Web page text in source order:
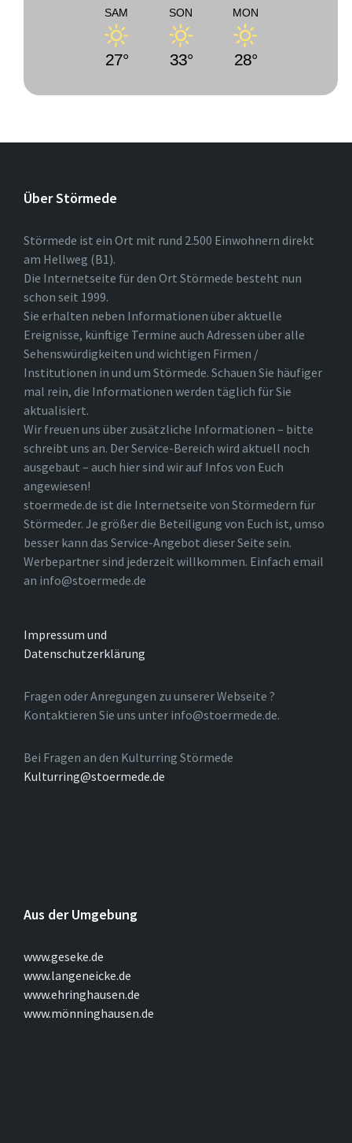
SAM
27°
SON
33°
MON
28°
Über Störmede
Störmede ist ein Ort mit rund 2.500 Einwohnern direkt
am Hellweg (B1).
Die Internetseite für den Ort Störmede besteht nun
schon seit 1999.
Sie erhalten neben Informationen über aktuelle
Ereignisse, künftige Termine auch Adressen über alle
Sehenswürdigkeiten und wichtigen Firmen /
Institutionen in und um Störmede. Schauen Sie häufiger
mal rein, die Informationen werden täglich für Sie
aktualisiert.
Wir freuen uns über zusätzliche Informationen – bitte
schreibt uns an. Der Service-Bereich wird aktuell noch
ausgebaut – auch hier sind wir auf Infos von Euch
angewiesen!
stoermede.de ist die Internetseite von Störmedern für
Störmeder. Je größer die Beteiligung von Euch ist, umso
besser kann das Service-Angebot dieser Seite sein.
Werbepartner sind jederzeit willkommen. Einfach email
an info@stoermede.de
Impressum und
Datenschutzerklärung
Fragen oder Anregungen zu unserer Webseite ?
Kontaktieren Sie uns unter info@stoermede.de.
Bei Fragen an den Kulturring Störmede
Kulturring@stoermede.de
Aus der Umgebung
www.geseke.de
www.langeneicke.de
www.ehringhausen.de
www.mönninghausen.de